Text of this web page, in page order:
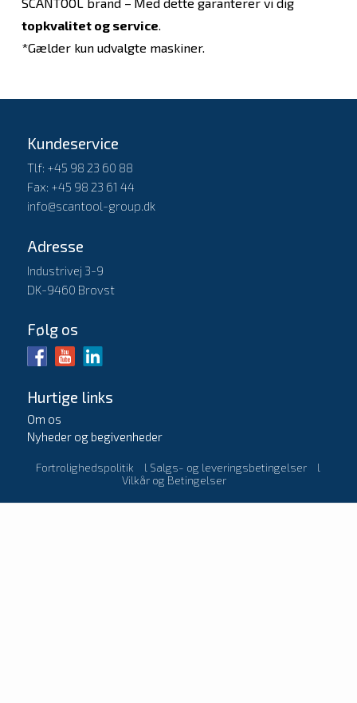
topkvalitet og service.
*Gælder kun udvalgte maskiner.
Kundeservice
Tlf: +45 98 23 60 88
Fax: +45 98 23 61 44
info@scantool-group.dk
Adresse
Industrivej 3-9
DK-9460 Brovst
Følg os
Hurtige links
Om os
Nyheder og begivenheder
Fortrolighedspolitik l Salgs- og leveringsbetingelser
l
Vilkår og Betingelser